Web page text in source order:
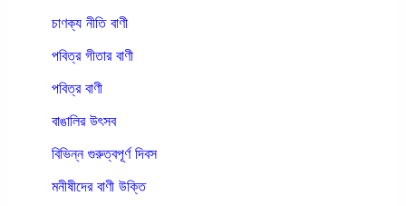
চাণক্য নীতি বাণী
পবিত্র গীতার বাণী
পবিত্র বাণী
বাঙালির উৎসব
বিভিন্ন গুরুত্বপূর্ণ দিবস
মনীষীদের বাণী উক্তি